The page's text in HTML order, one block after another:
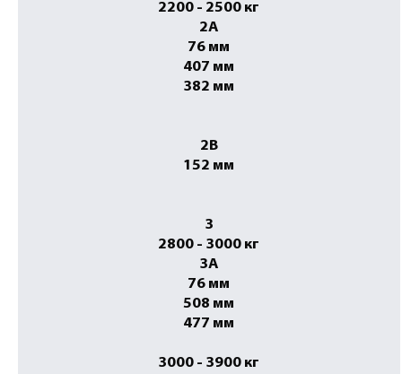
2200 - 2500 кг
2A
76 мм
407 мм
382 мм
2B
152 мм
3
2800 - 3000 кг
3A
76 мм
508 мм
477 мм
3000 - 3900 кг